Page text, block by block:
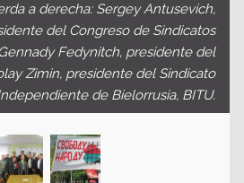
a derecha: Sergey Antusevich,
del Congreso de Sindicatos
Fedynitch, presidente del
Zimin, presidente del Sindicato
de Bielorrusia, BITU.